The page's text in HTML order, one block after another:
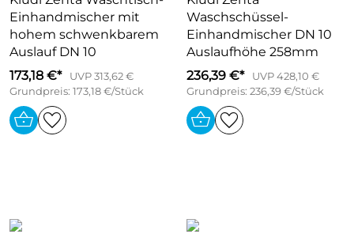
Einhandmischer mit
hohem schwenkbarem
Auslauf DN 10
173,18 €*
UVP 313,62 €
Grundpreis: 173,18 €/Stück
Waschschüssel-
Einhandmischer DN 10
Auslaufhöhe 258mm
236,39 €*
UVP 428,10 €
Grundpreis: 236,39 €/Stück